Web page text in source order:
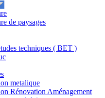
de paysages
techniques ( BET )
metalique
Rénovation Aménagement